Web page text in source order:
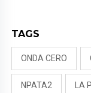
TAGS
ONDA CERO
NPATA2 LA